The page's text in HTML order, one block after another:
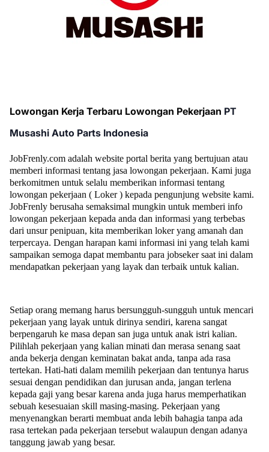
Lowongan Kerja Terbaru Lowongan Pekerjaan PT
Musashi Auto Parts Indonesia
JobFrenly.com adalah website portal berita yang bertujuan atau
memberi informasi tentang jasa lowongan pekerjaan. Kami juga
berkomitmen untuk selalu memberikan informasi tentang
lowongan pekerjaan ( Loker ) kepada pengunjung website kami.
JobFrenly berusaha semaksimal mungkin untuk memberi info
lowongan pekerjaan kepada anda dan informasi yang terbebas
dari unsur penipuan, kita memberikan loker yang amanah dan
terpercaya. Dengan harapan kami informasi ini yang telah kami
sampaikan semoga dapat membantu para jobseker saat ini dalam
mendapatkan pekerjaan yang layak dan terbaik untuk kalian.
Setiap orang memang harus bersungguh-sungguh untuk mencari
pekerjaan yang layak untuk dirinya sendiri, karena sangat
berpengaruh ke masa depan san juga untuk anak istri kalian.
Pilihlah pekerjaan yang kalian minati dan merasa senang saat
anda bekerja dengan keminatan bakat anda, tanpa ada rasa
tertekan. Hati-hati dalam memilih pekerjaan dan tentunya harus
sesuai dengan pendidikan dan jurusan anda, jangan terlena
kepada gaji yang besar karena anda juga harus memperhatikan
sebuah kesesuaian skill masing-masing. Pekerjaan yang
menyenangkan berarti membuat anda lebih bahagia tanpa ada
rasa tertekan pada pekerjaan tersebut walaupun dengan adanya
tanggung jawab yang besar.